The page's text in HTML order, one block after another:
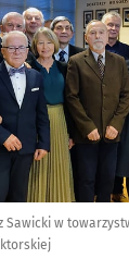
Sawicki w